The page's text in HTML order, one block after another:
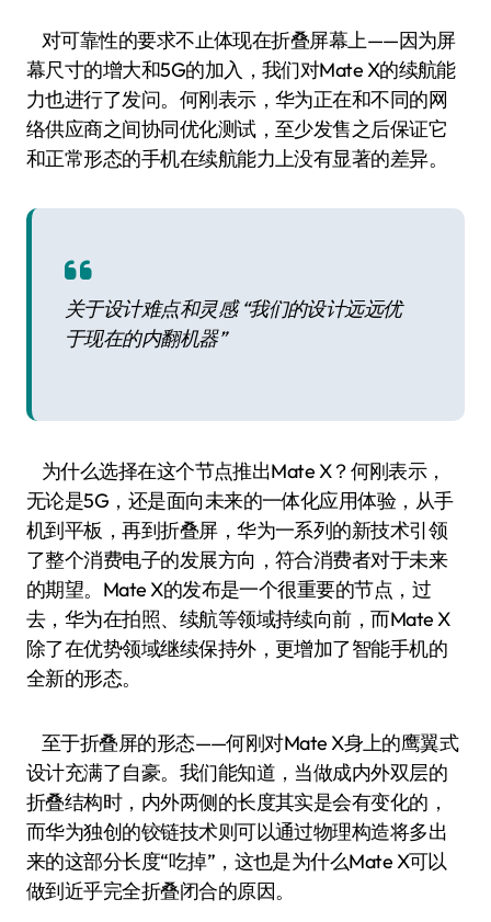
对可靠性的要求不止体现在折叠屏幕上——因为屏
幕尺寸的增大和5G的加入，我们对Mate X的续航能
力也进行了发问。何刚表示，华为正在和不同的网
络供应商之间协同优化测试，至少发售之后保证它
和正常形态的手机在续航能力上没有显著的差异。
关于设计难点和灵感 “我们的设计远远优
于现在的内翻机器”
为什么选择在这个节点推出Mate X？何刚表示，
无论是5G，还是面向未来的一体化应用体验，从手
机到平板，再到折叠屏，华为一系列的新技术引领
了整个消费电子的发展方向，符合消费者对于未来
的期望。Mate X的发布是一个很重要的节点，过
去，华为在拍照、续航等领域持续向前，而Mate X
除了在优势领域继续保持外，更增加了智能手机的
全新的形态。
至于折叠屏的形态——何刚对Mate X身上的鹰翼式
设计充满了自豪。我们能知道，当做成内外双层的
折叠结构时，内外两侧的长度其实是会有变化的，
而华为独创的铰链技术则可以通过物理构造将多出
来的这部分长度“吃掉”，这也是为什么Mate X可以
做到近乎完全折叠闭合的原因。